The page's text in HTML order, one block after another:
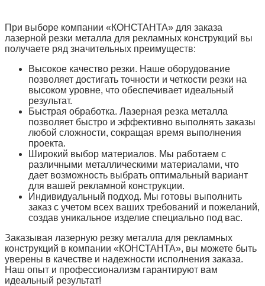
При выборе компании «КОНСТАНТА» для заказа
лазерной резки металла для рекламных конструкций вы
получаете ряд значительных преимуществ:
Высокое качество резки. Наше оборудование
позволяет достигать точности и четкости резки на
высоком уровне, что обеспечивает идеальный
результат.
Быстрая обработка. Лазерная резка металла
позволяет быстро и эффективно выполнять заказы
любой сложности, сокращая время выполнения
проекта.
Широкий выбор материалов. Мы работаем с
различными металлическими материалами, что
дает возможность выбрать оптимальный вариант
для вашей рекламной конструкции.
Индивидуальный подход. Мы готовы выполнить
заказ с учетом всех ваших требований и пожеланий,
создав уникальное изделие специально под вас.
Заказывая лазерную резку металла для рекламных
конструкций в компании «КОНСТАНТА», вы можете быть
уверены в качестве и надежности исполнения заказа.
Наш опыт и профессионализм гарантируют вам
идеальный результат!